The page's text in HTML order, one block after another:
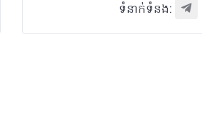
ទំនាក់ទំនង: